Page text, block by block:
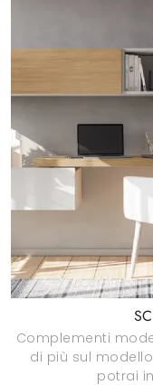
Complementi
di più sul
potrai